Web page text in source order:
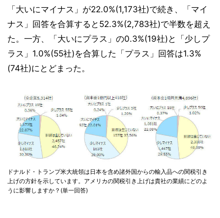
「大いにマイナス」が22.0%(1,173社)で続き、「マイ
ナス」回答を合算すると52.3%(2,783社)で半数を超え
た。一方、「大いにプラス」の0.3%(19社)と「少しプ
ラス」1.0%(55社)を合算した「プラス」回答は1.3%
(74社)にとどまった。
ドナルド・トランプ米大統領は日本を含め諸外国からの輸入品への関税引き
上げの方針を示しています。アメリカの関税引き上げは貴社の業績にどのよ
うに影響しますか？(単一回答)